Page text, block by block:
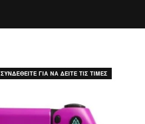
ΣΥΝΔΕΘΕΙΤΕ ΓΙΑ ΝΑ ΔΕΙΤΕ ΤΙΣ ΤΙΜΕΣ